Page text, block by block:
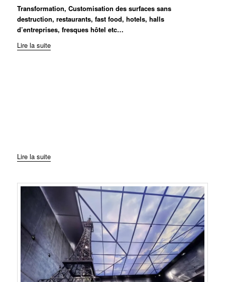
Transformation, Customisation des surfaces sans
destruction, restaurants, fast food, hotels, halls
d’entreprises, fresques hôtel etc…
Lire la suite
Lire la suite